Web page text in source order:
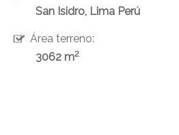
San Isidro, Lima Perú
Área terreno:
3062 m2